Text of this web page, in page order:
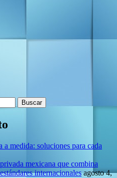
medida: soluciones para cada
mexicana que combina
internacionales agosto 4,